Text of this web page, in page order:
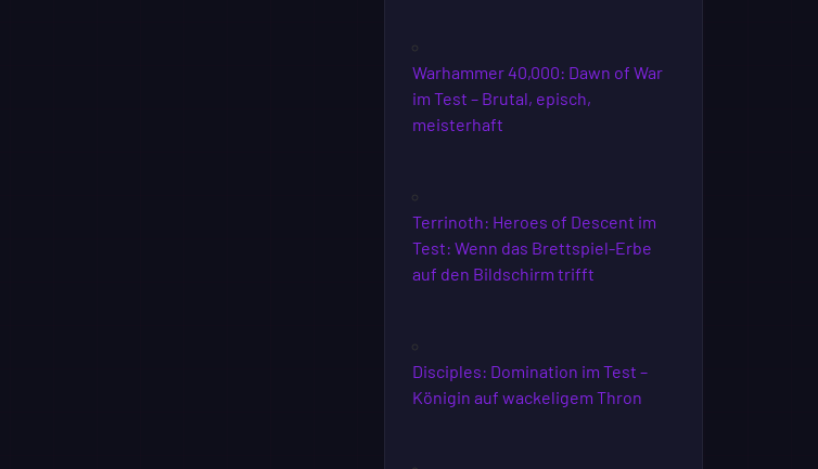
Warhammer 40,000: Dawn of War
im Test – Brutal, episch,
meisterhaft
Terrinoth: Heroes of Descent im
Test: Wenn das Brettspiel-Erbe
auf den Bildschirm trifft
Disciples: Domination im Test –
Königin auf wackeligem Thron